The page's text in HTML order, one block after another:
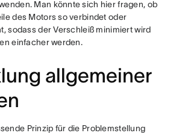
Man könnte sich hier fragen, ob
des Motors so verbindet oder
sodass der Verschleiß minimiert wird
einfacher werden.
allgemeiner
Prinzip für die Problemstellung